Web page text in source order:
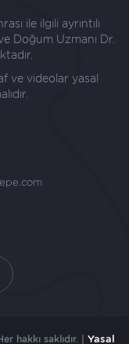
ile ilgili ayrıntılı
Doğum Uzmanı Dr.
ve videolar yasal
hakkı saklıdır. | Yasal